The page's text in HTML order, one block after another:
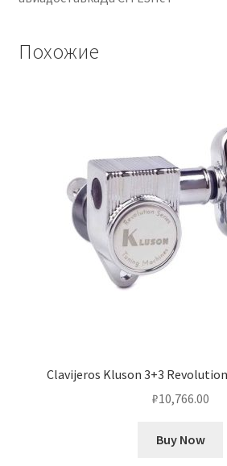
Похожие
Clavijeros Kluson 3+3
₽10,766.00
Buy Now